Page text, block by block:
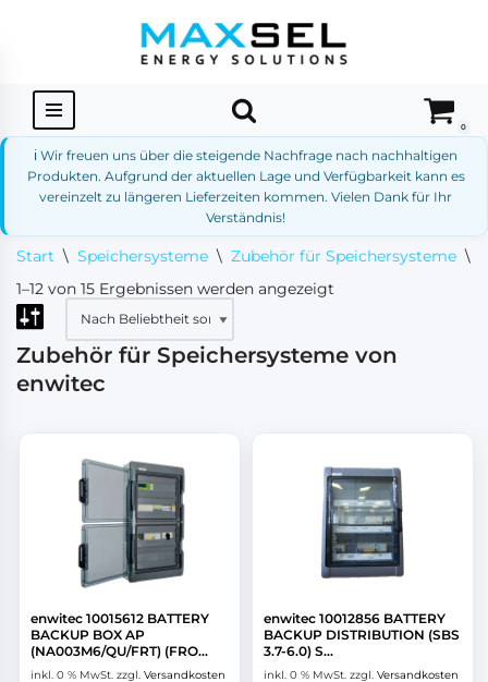
springen
0
ℹ️ Wir freuen uns über die steigende Nachfrage nach nachhaltigen
Produkten. Aufgrund der aktuellen Lage und Verfügbarkeit kann es
vereinzelt zu längeren Lieferzeiten kommen. Vielen Dank für Ihr
Verständnis!
Start \ Speichersysteme \ Zubehör für Speichersysteme \
1–12 von 15 Ergebnissen werden angezeigt
Zubehör für Speichersysteme von
enwitec
enwitec 10015612 BATTERY
BACKUP BOX AP
(NA003M6/QU/FRT) (FRO...
inkl. 0 % MwSt. zzgl. Versandkosten
enwitec 10012856 BATTERY
BACKUP DISTRIBUTION (SBS
3.7-6.0) S...
inkl. 0 % MwSt. zzgl. Versandkosten